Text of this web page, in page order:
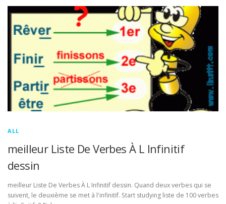
ALL
meilleur Liste De Verbes À L Infinitif
dessin
meilleur Liste De Verbes À L Infinitif dessin. Quand deux verbes qui se
suivent, le deuxième se met à l'infinitif. Start studying liste de 100 verbes